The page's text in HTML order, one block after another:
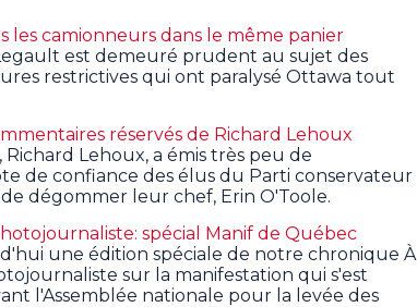
camionneurs dans le même panier
est demeuré prudent au sujet des
restrictives qui ont paralysé Ottawa tout
réservés de Richard Lehoux
Lehoux, a émis très peu de
de confiance des élus du Parti conservateur
dégommer leur chef, Erin O'Toole.
spécial Manif de Québec
une édition spéciale de notre chronique À
sur la manifestation qui s'est
l'Assemblée nationale pour la levée des